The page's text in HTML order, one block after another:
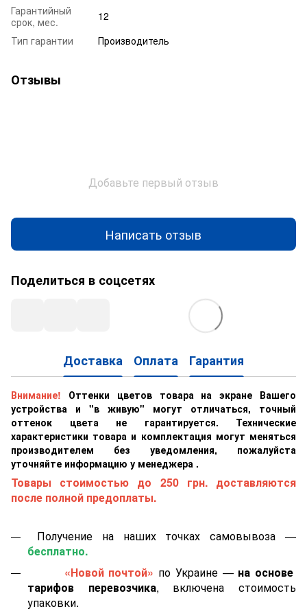
Гарантийный
срок, мес.
12
Тип гарантии
Производитель
Отзывы
Добавьте первый отзыв
Написать отзыв
Поделиться в соцсетях
Доставка Оплата Гарантия
Внимание!
Оттенки цветов товара на экране Вашего
устройства и "в живую" могут отличаться, точный
оттенок цвета не гарантируется. Технические
характеристики товара и комплектация могут меняться
производителем без уведомления, пожалуйста
уточняйте информацию у менеджера .
Товары стоимостью до 250 грн. доставляются
после полной предоплаты.
Получение на наших точках самовывоза —
бесплатно.
«Новой почтой» по Украине — на основе
тарифов перевозчика, включена стоимость
упаковки.